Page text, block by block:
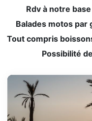
Rdv à notre
Balades motos par
Tout compris
Possibilité